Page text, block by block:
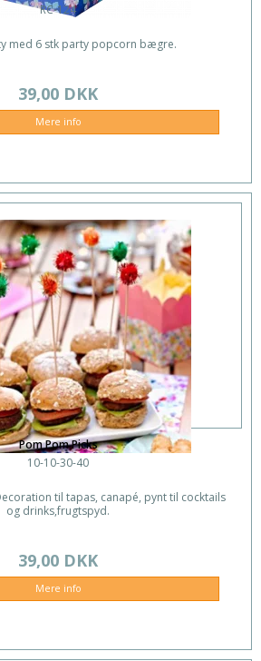
RC-124
med 6 stk party popcorn bægre.
39,00 DKK
Mere info
Pom Pom Picks
10-10-30-40
til tapas, canapé, pynt til cocktails
og drinks,frugtspyd.
39,00 DKK
Mere info